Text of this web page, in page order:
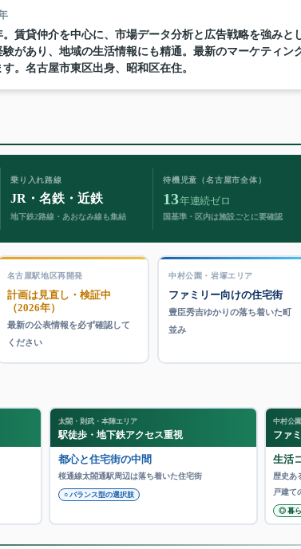
。賃貸仲介を中心に、市場データ分析と広告戦略を強みと
があり、地域の生活情報にも精通。最新のマーケティン
。名古屋市東区出身、昭和区在住。
乗り入れ路線
JR・名鉄・近鉄
地下鉄2路線・あおなみ線も集結
待機児童（名古屋市全体）
13年連続ゼロ
国基準・区内は施設ごとに要確認
名古屋駅地区再開発
計画は見直し・検証中
（2026年）
最新の公表情報を必ず確認して
ください
中村公園・岩塚エリア
ファミリー向けの住宅街
豊臣秀吉ゆかりの落ち着いた町
並み
太閤・則武・本陣エリア
駅徒歩・地下鉄アクセス重視
都心と住宅街の中間
桜通線太閤通駅周辺は落ち着いた住宅街
○ バランス型の選択肢
中村公
ファ
生活
歴史あ
戸建て
◎ 暮ら